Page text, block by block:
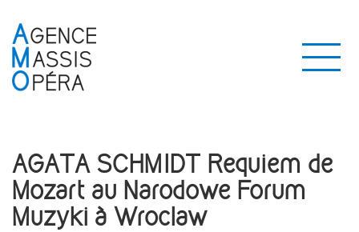
AGATA SCHMIDT Requiem de
Mozart au Narodowe Forum
Muzyki à Wroclaw